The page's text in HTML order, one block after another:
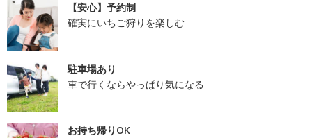
【安心】予約制
確実にいちご狩りを楽しむ
駐車場あり
車で行くならやっぱり気になる
お持ち帰りOK